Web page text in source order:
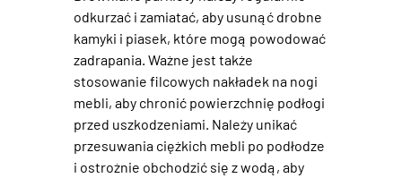
odkurzać i zamiatać, aby usunąć drobne
kamyki i piasek, które mogą powodować
zadrapania. Ważne jest także
stosowanie filcowych nakładek na nogi
mebli, aby chronić powierzchnię podłogi
przed uszkodzeniami. Należy unikać
przesuwania ciężkich mebli po podłodze
i ostrożnie obchodzić się z wodą, aby